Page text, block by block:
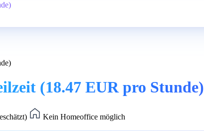
(18.47 EUR pro Stunde)
Kein Homeoffice möglich